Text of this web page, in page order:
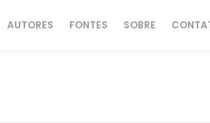
AUTORES FONTES SOBRE